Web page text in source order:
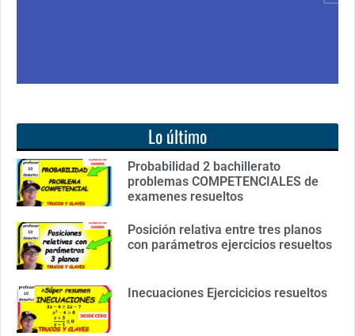
Lo último
Probabilidad 2 bachillerato
problemas COMPETENCIALES de
examenes resueltos
Posición relativa entre tres planos
con parámetros ejercicios resueltos
Inecuaciones Ejercicicios resueltos